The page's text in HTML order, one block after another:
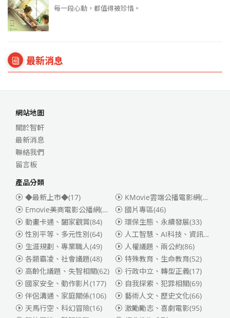
每一段心動，都值得被珍惜。
最新消息
網站地圖
關於智軒
最新消息
聯絡我們
留言板
產品分類
◆最新上市◆(17)
KMovie雲端公播電影網(迪士尼、福斯、索尼)
Emovie美商電影公播網(華納)
(186)
國片專區(46)
動畫卡通、闔家觀賞(84) 環保生態、永續發展(33)
性別平等、多元性別(64) 人工智慧、AI科技、資訊安全
生涯規劃、專業職人(49) 人權議題、兩公約(86)
各類霸凌、社會議題(48) 特殊教育、生命教育(52)
高齡化議題、失智相關(62) 行政中立、轉型正義(17)
國家安全、動作影片(177) 自我探索、犯罪相關(69)
伴侶溝通、家庭關係(106) 藝術人文、歷史文化(66)
天馬行空、科幻冒險(16) 激勵勵志、喜劇電影(95)